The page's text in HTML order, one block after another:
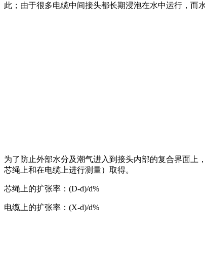
此；由于很多电缆中间接头都长期浸泡在水中运行，而
为了防止外部水分及潮气进入到接头内部的复合界面上
芯绳上和在电缆上进行测量）取得。
芯绳上的扩张率：(D-d)/d%
电缆上的扩张率：(X-d)/d%